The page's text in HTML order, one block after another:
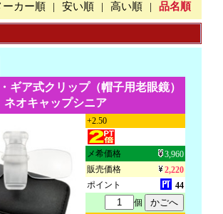
ーカー順 | 安い順 | 高い順 | 品名順
ギア式クリップ（帽子用老眼鏡）
ネオキャップシニア
+2.50
メ希価格
3,960
販売価格
2,220
ポイント
44
個